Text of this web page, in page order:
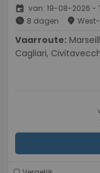
event van: 19-08-2026 -
schedule 8 dagen place
Vaarroute:
Cagliari,